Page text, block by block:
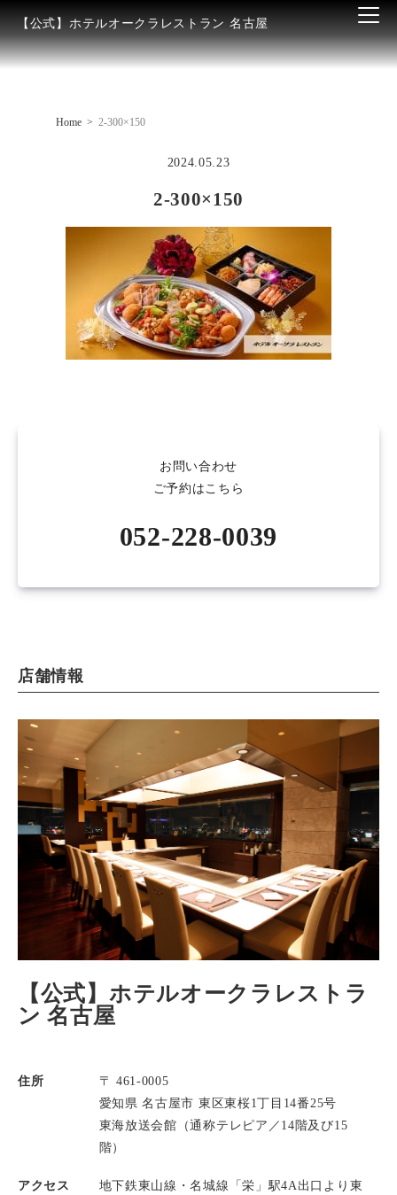
【公式】ホテルオークラレストラン 名古屋
Home 2-300×150
2024.05.23
2-300×150
お問い合わせ
ご予約はこちら
052-228-0039
店舗情報
【公式】ホテルオークラレストラ
ン 名古屋
住所
〒 461-0005
愛知県 名古屋市 東区東桜1丁目14番25号
東海放送会館（通称テレピア／14階及び15
階）
アクセス
地下鉄東山線・名城線「栄」駅4A出口より東